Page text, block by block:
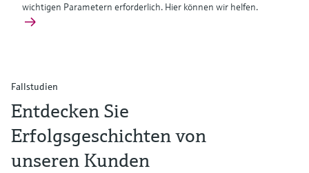
wichtigen Parametern erforderlich. Hier können wir helfen.
Fallstudien
Entdecken Sie
Erfolgsgeschichten von
unseren Kunden